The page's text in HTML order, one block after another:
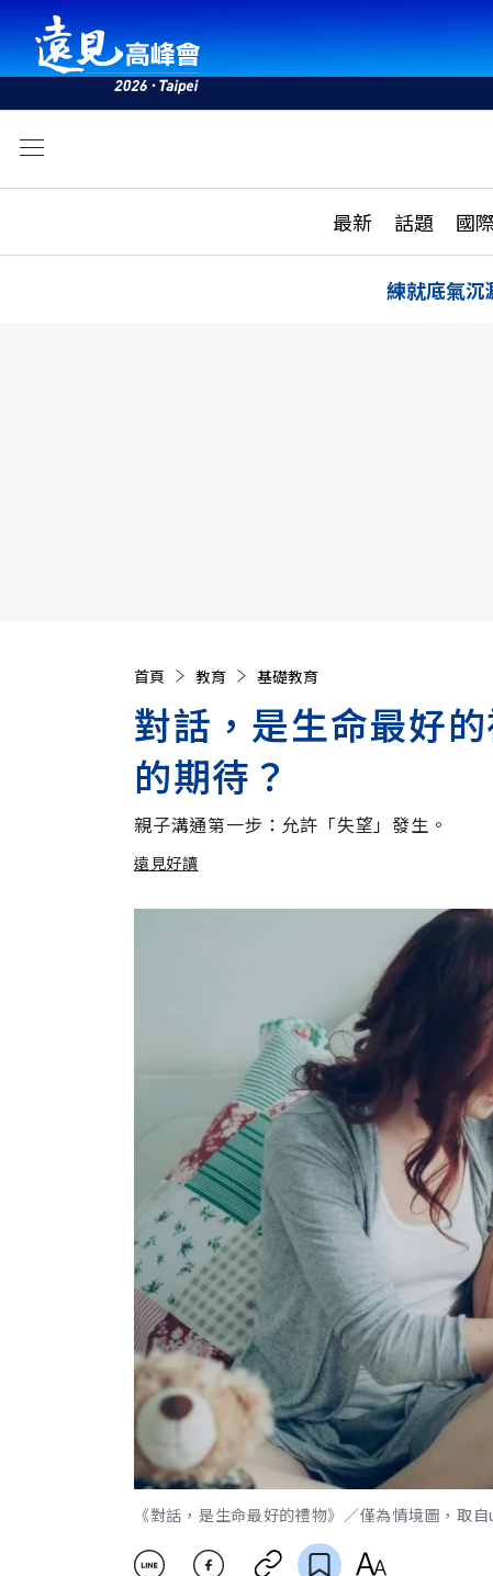
最新 話題 國
活動
話題
練就底氣沉
首頁 教育 基礎教育
對話，是生命最好
的期待？
親子溝通第一步：允許「失望」發生。
遠見好讀
加入追蹤
《對話，是生命最好的禮物》／僅為情境圖，取